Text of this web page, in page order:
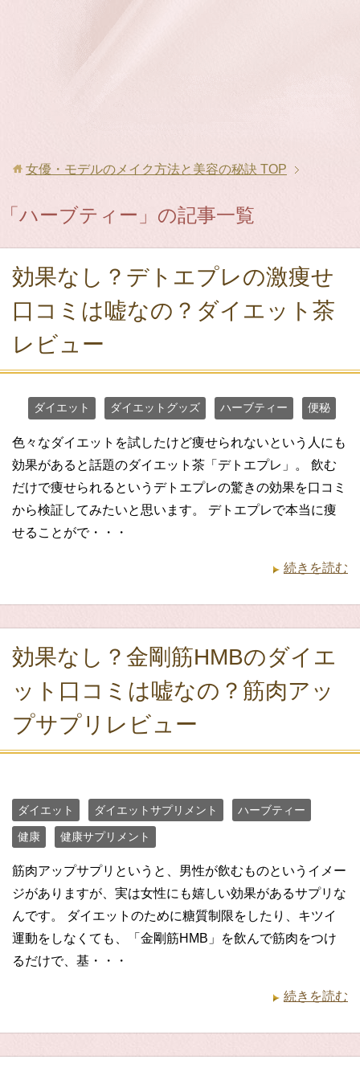
女優・モデルのメイク方法と美容の秘訣 TOP
「ハーブティー」の記事一覧
効果なし？デトエプレの激痩せ
口コミは嘘なの？ダイエット茶
レビュー
ダイエット ダイエットグッズ ハーブティー 便秘
色々なダイエットを試したけど痩せられないという人にも
効果があると話題のダイエット茶「デトエプレ」。 飲む
だけで痩せられるというデトエプレの驚きの効果を口コミ
から検証してみたいと思います。 デトエプレで本当に痩
せることがで・・・
続きを読む
効果なし？金剛筋HMBのダイエ
ット口コミは嘘なの？筋肉アッ
プサプリレビュー
ダイエット ダイエットサプリメント ハーブティー
健康 健康サプリメント
筋肉アップサプリというと、男性が飲むものというイメー
ジがありますが、実は女性にも嬉しい効果があるサプリな
んです。 ダイエットのために糖質制限をしたり、キツイ
運動をしなくても、「金剛筋HMB」を飲んで筋肉をつけ
るだけで、基・・・
続きを読む